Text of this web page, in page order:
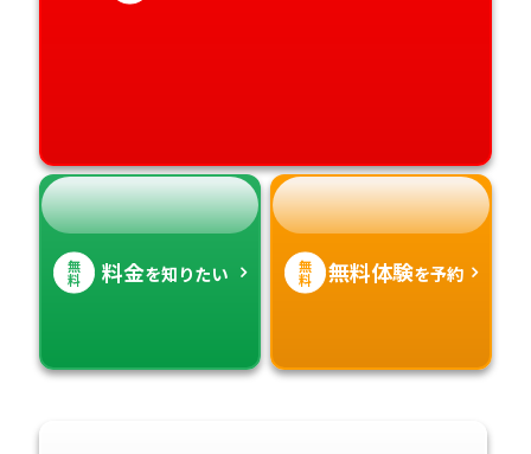
無
料 料金を知りたい 無
料 無料体験を予約